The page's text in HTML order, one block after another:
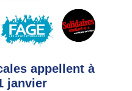
appellent à
janvier